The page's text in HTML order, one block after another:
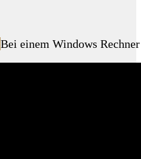
Bei einem Windows Rechner